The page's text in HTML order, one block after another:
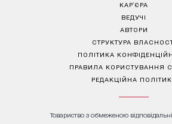
КАР’ЄРА
ВЕДУЧІ
АВТОРИ
СТРУКТУРА
ПОЛІТИКА
ПРАВИЛА КОРИСТУВАННЯ
РЕДАКЦІЙНА
Товариство з обмеженою